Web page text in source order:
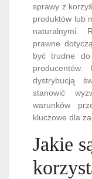
sprawy z
produktów lub
naturalnymi.
prawne
być trudne do
dystrybucją
stanowić
warunków
kluczowe dla
Jakie